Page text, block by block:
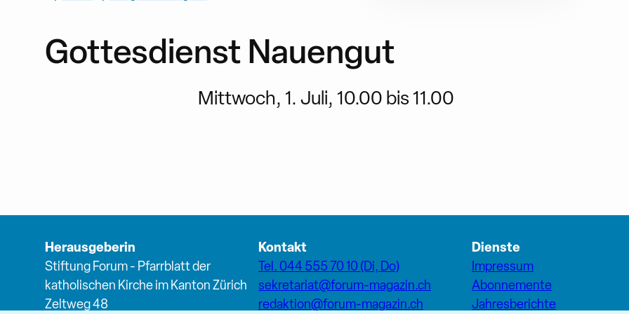
Gottesdienst Nauengut
Mittwoch, 1. Juli, 10.00 bis 11.00
Herausgeberin
Stiftung Forum - Pfarrblatt der
katholischen Kirche im Kanton Zürich
Zeltweg 48
Kontakt
Tel. 044 555 70 10 (Di, Do)
sekretariat@forum-magazin.ch
redaktion@forum-magazin.ch
Dienste
Impressum
Abonnemente
Jahresberichte